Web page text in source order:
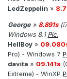
LedZeppelin »
George» 8.891s
Windows 8.1Pic.
HellBoy »
Pro) - Windows 7
davita » 09.141s
Extreme) - WinXP